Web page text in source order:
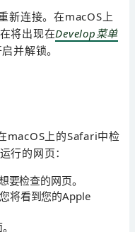
新连接。在macOS上
将出现在Develop菜单
并解锁。
macOS上的Safari中检
的网页：
要检查的网页。
将看到您的Apple